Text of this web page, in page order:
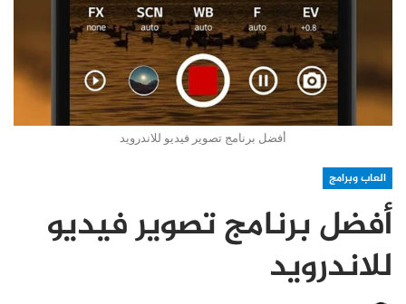
أفضل برنامج تصوير فيديو للاندرويد
العاب وبرامج
أفضل برنامج تصوير فيديو
للاندرويد